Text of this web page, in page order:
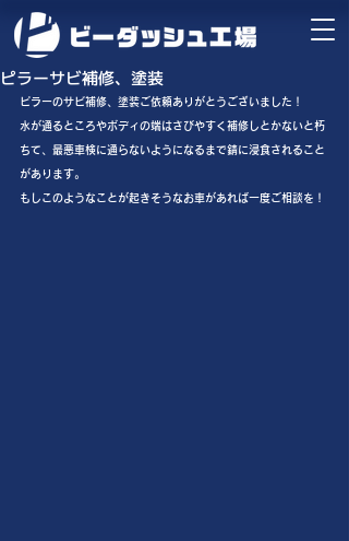
ピラーサビ補修、塗装
ピラーのサビ補修、塗装ご依頼ありがとうございました！
水が通るところやボディの端はさびやすく補修しとかないと朽
ちて、最悪車検に通らないようになるまで錆に浸食されること
があります。
もしこのようなことが起きそうなお車があれば一度ご相談を！